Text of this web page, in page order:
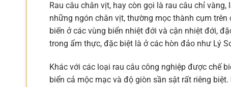
Rau câu chân vịt, hay còn gọi là rau câu chỉ
những ngón chân vịt, thường mọc thành cụm
biến ở các vùng biển nhiệt đới và cận nhiệt đới,
trong ẩm thực, đặc biệt là ở các hòn đảo như Lý
Khác với các loại rau câu công nghiệp được chế
biển cả mộc mạc và độ giòn sần sật rất riêng